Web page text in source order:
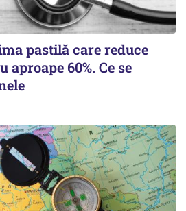
pastilă care reduce
60%. Ce se